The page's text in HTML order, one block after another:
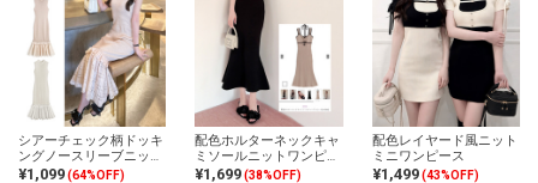
シアーチェック柄ドッキ
ングノースリーブニット
ワンピース
¥1,099(64%OFF)
配色ホルターネックキャ
ミソールニットワンピー
ス
¥1,699 (38%OFF)
配色レイヤード風ニット
ミニワンピース
¥1,499 (43%OFF)